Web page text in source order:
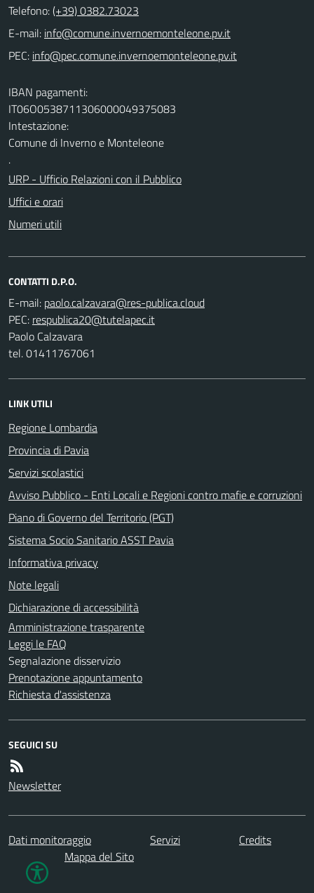
Telefono:(+39) 0382.73023
E-mail:
PEC:
IBAN pagamenti:
IT06O0538711306000049375083
Intestazione:
Comune di Inverno e Monteleone
.
URP - Ufficio Relazioni con il Pubblico
Uffici e orari
Numeri utili
CONTATTI D.P.O.
E-mail:
PEC:
Paolo Calzavara
tel. 01411767061
LINK UTILI
Regione Lombardia
Provincia di Pavia
Servizi scolastici
Avviso Pubblico - Enti Locali e Regioni contro mafie e corruzioni
Piano di Governo del Territorio (PGT)
Sistema Socio Sanitario ASST Pavia
Informativa privacy
Note legali
Dichiarazione di accessibilità
Amministrazione trasparente
Leggi le FAQ
Segnalazione disservizio
Prenotazione appuntamento
Richiesta d'assistenza
SEGUICI SU
Newsletter
Dati monitoraggio Servizi
Credits
Mappa del Sito